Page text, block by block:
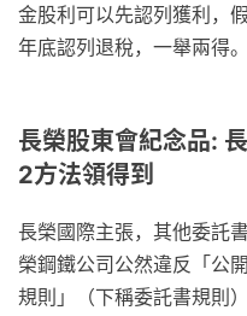
金股利可以先認列獲利，
年底認列退稅，一舉兩得。
長榮股東會紀念品:
2方法領得到
長榮國際主張，其他委託
榮鋼鐵公司公然違反「公
規則」（下稱委託書規則